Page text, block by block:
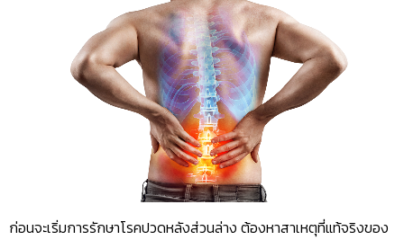
ก่อนจะเริ่มการรักษาโรคปวดหลังส่วนล่าง ต้องหาสาเหตุที่แท้จริงของ